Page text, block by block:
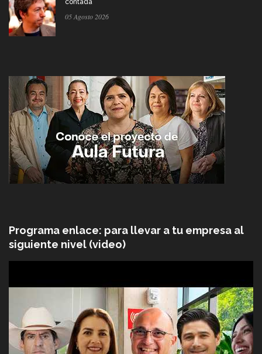
contada
05 Agosto 2026
Programa enlace: para llevar a tu empresa al
siguiente nivel (video)